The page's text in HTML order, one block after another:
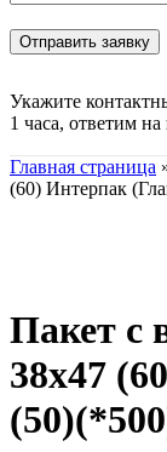
Укажите
1 часа, ответим
Главная страница
(60) Интерпак
Пакет с
38х47